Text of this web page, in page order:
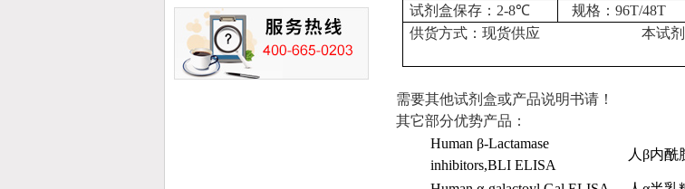
试剂盒保存： 2-8℃ 规格：96T/48T
供货方式：现货供应
本试
需要其他试剂盒或产品说明书请！
其它部分优势产品：
Human β-Lactamase
inhibitors,BLI ELISA
人β内酰